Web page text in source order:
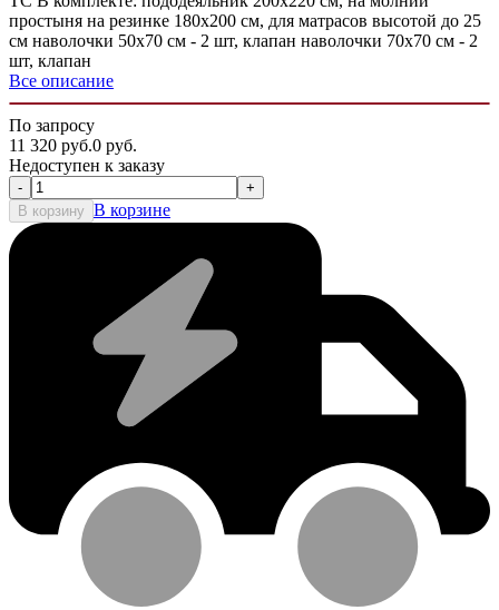
простыня на резинке 180х200 см, для матрасов высотой до 25
см наволочки 50х70 см - 2 шт, клапан наволочки 70х70 см - 2
шт, клапан
Все описание
По запросу
11 320 руб.0 руб.
Недоступен к заказу
-
+
В корзину В корзине